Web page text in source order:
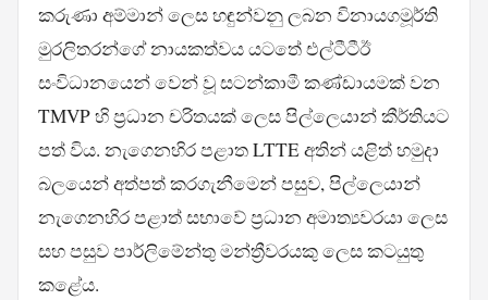
කරුණා අම්මාන් ලෙස හඳුන්වනු ලබන විනායගමූර්ති
මුරලිතරන්ගේ නායකත්වය යටතේ එල්ටීටීඊ
සංවිධානයෙන් වෙන් වූ සටන්කාමී කණ්ඩායමක් වන
TMVP හි ප්‍රධාන චරිතයක් ලෙස පිල්ලෙයාන් කීර්තියට
පත් විය. නැගෙනහිර පළාත LTTE අතින් යළිත් හමුදා
බලයෙන් අත්පත් කරගැනීමෙන් පසුව, පිල්ලෙයාන්
නැගෙනහිර පළාත් සභාවේ ප්‍රධාන අමාත්‍යවරයා ලෙස
සහ පසුව පාර්ලිමේන්තු මන්ත්‍රීවරයකු ලෙස කටයුතු
කළේය.